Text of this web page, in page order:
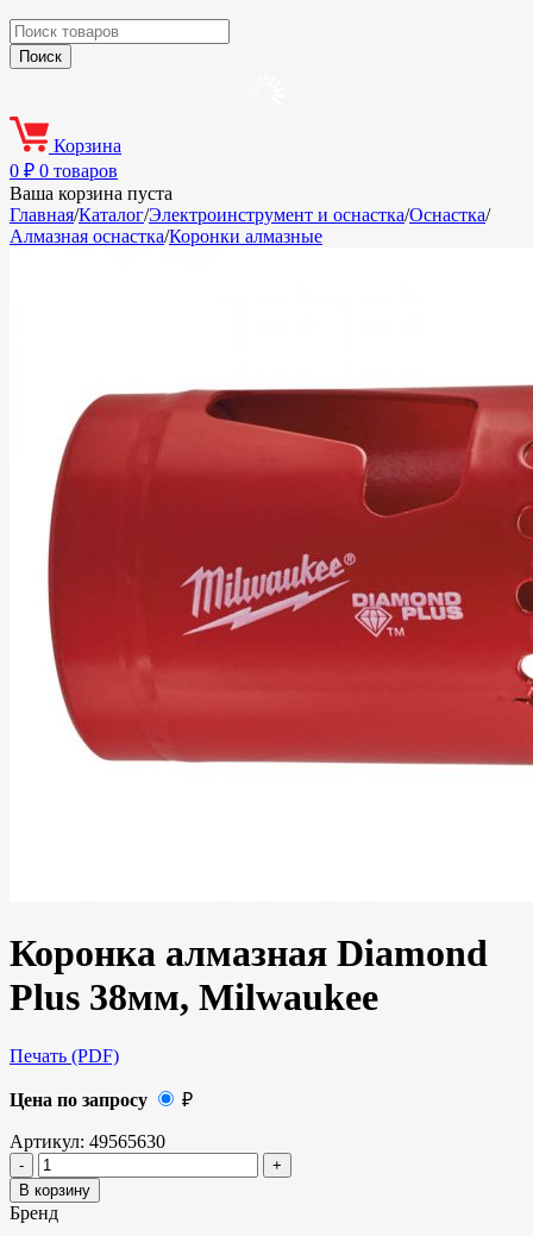
Корзина
0 ₽ 0 товаров
Ваша корзина пуста
Главная/Каталог/Электроинструмент и оснастка/Оснастка/
Алмазная оснастка/Коронки алмазные
Коронка алмазная Diamond
Plus 38мм, Milwaukee
Печать (PDF)
Цена по запросу ₽
Артикул: 49565630
В корзину
Бренд